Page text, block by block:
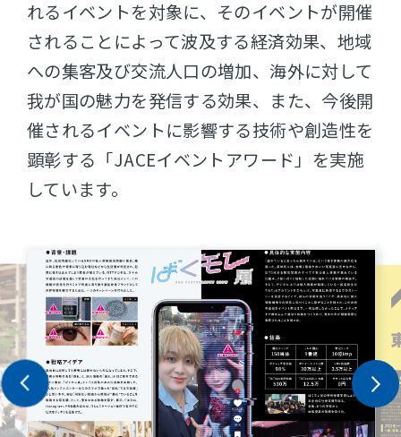
れるイベントを対象に、そのイベントが開催
されることによって波及する経済効果、地域
への集客及び交流人口の増加、海外に対して
我が国の魅力を発信する効果、また、今後開
催されるイベントに影響する技術や創造性を
顕彰する「JACEイベントアワード」を実施
しています。